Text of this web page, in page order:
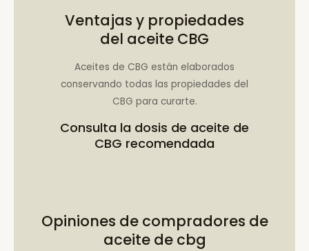
Ventajas y propiedades
del aceite CBG
Aceites de CBG están elaborados
conservando todas las propiedades del
CBG para curarte.
Consulta la dosis de aceite de
CBG recomendada
Opiniones de compradores de
aceite de cbg